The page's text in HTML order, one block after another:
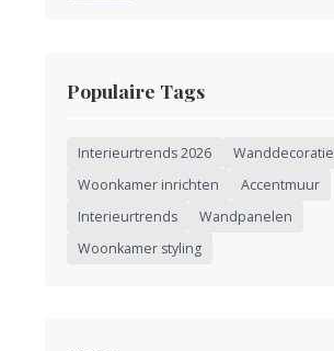
Populaire Tags
Interieurtrends 2026
Wanddecoratie
Woonkamer inrichten
Accentmuur
Interieurtrends
Wandpanelen
Woonkamer styling